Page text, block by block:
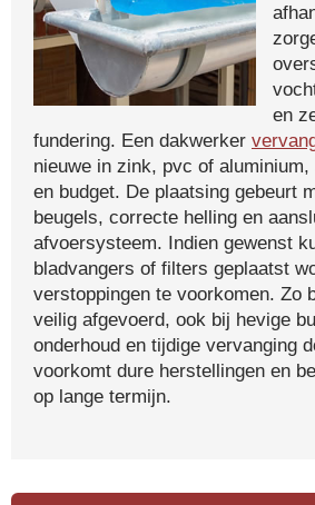
en
fundering. Een dakwerker
nieuwe in zink, pvc of
en budget. De plaatsing gebeurt
beugels, correcte helling en
afvoersysteem. Indien gewenst
bladvangers of filters geplaatst
verstoppingen te voorkomen. Zo
veilig afgevoerd, ook bij hevige
onderhoud en tijdige vervanging
voorkomt dure herstellingen en
op lange termijn.